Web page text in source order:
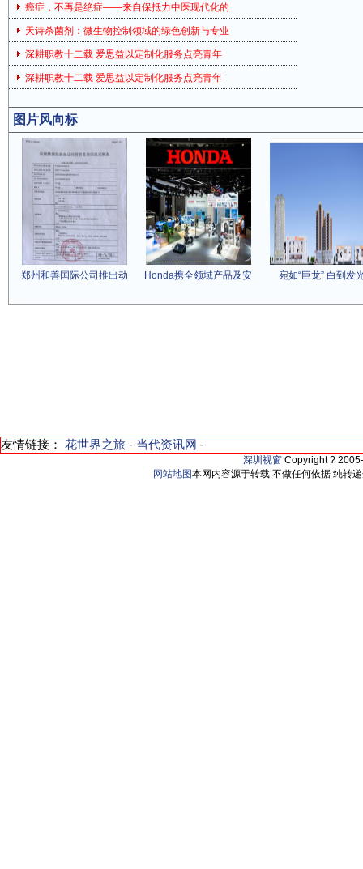
癌症，不再是绝症——来自保抵力中医现代化的
天诗杀菌剂：微生物控制领域的绿色创新与专业
深耕职教十二载 爱思益以定制化服务点亮青年
深耕职教十二载 爱思益以定制化服务点亮青年
图片风向标
郑州和善国际公司推出动 Honda携全领域产品及安 宛如“巨龙” 白到发
友情链接： 花世界之旅 - 当代资讯网 -
深圳视窗 Copyright ?
网站地图本网内容源于转载 不做任何依据 纯转